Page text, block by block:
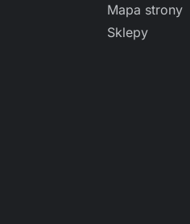
Mapa strony
Sklepy